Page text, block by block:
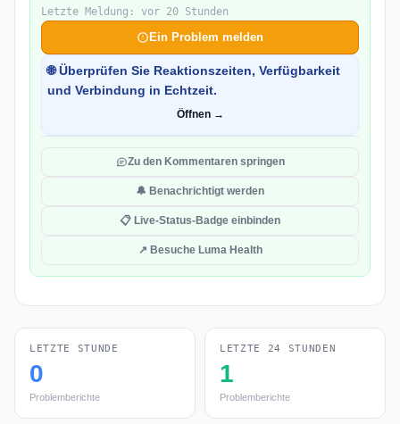
Letzte Meldung: vor 20 Stunden
Ein Problem melden
🌐 Überprüfen Sie Reaktionszeiten, Verfügbarkeit
und Verbindung in Echtzeit.
Öffnen →
Zu den Kommentaren springen
🔔 Benachrichtigt werden
📋 Live-Status-Badge einbinden
↗ Besuche Luma Health
LETZTE STUNDE
0
Problemberichte
LETZTE 24 STUNDEN
1
Problemberichte